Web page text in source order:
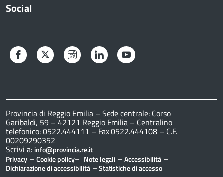
Social
Facebook Twitter Instagram LinkedIn
Provincia di Reggio Emilia – Sede centrale: Corso
Garibaldi, 59 – 42121 Reggio Emilia – Centralino
telefonico: 0522.444111 – Fax 0522.444108 – C.F.
00209290352
Scrivi a: info@provincia.re.it
Privacy – Cookie policy– Note legali – Accessibilità –
Dichiarazione di accessibilità –Statistiche di accesso